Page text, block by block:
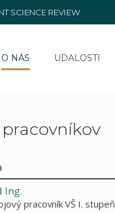
O NÁS UDALOSTI
SCIENCE REVIEW
Ing.
pracovník VŠ I. stupeň